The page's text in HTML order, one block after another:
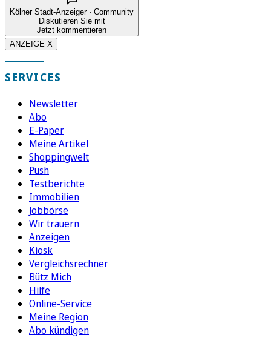
Kölner Stadt-Anzeiger · Community
Diskutieren Sie mit
Jetzt kommentieren
ANZEIGE X
SERVICES
Newsletter
Abo
E-Paper
Meine Artikel
Shoppingwelt
Push
Testberichte
Immobilien
Jobbörse
Wir trauern
Anzeigen
Kiosk
Vergleichsrechner
Bütz Mich
Hilfe
Online-Service
Meine Region
Abo kündigen